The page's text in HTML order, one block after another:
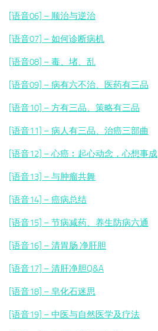
[语音06] – 顺治与逆治
[语音07] – 如何诊断病机
[语音08] – 毒、堵、乱
[语音09] – 病有六不治、医药有三品
[语音10] – 方有三品、策略有三品
[语音11] – 病人有三品、治癌三部曲
[语音12] – 心癌︰起心动念，心想事成
[语音13] – 与肿瘤共舞
[语音14] – 癌病总结
[语音15] – 节病减药、养生防病六通
[语音16] – 清胃肠 净肝胆
[语音17] – 清肝净胆Q&A
[语音18] – 皂化石迷思
[语音19] – 中医与自然医学及疗法